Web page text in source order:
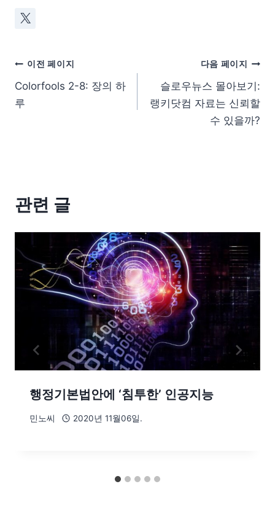
이전 페이지
Colorfools 2-8: 장의 하
루
다음 페이지
슬로우뉴스 몰아보기:
랭키닷컴 자료는 신뢰할
수 있을까?
관련 글
행정기본법안에 ‘침투한’ 인공지능
민노씨 2020년 11월06일.